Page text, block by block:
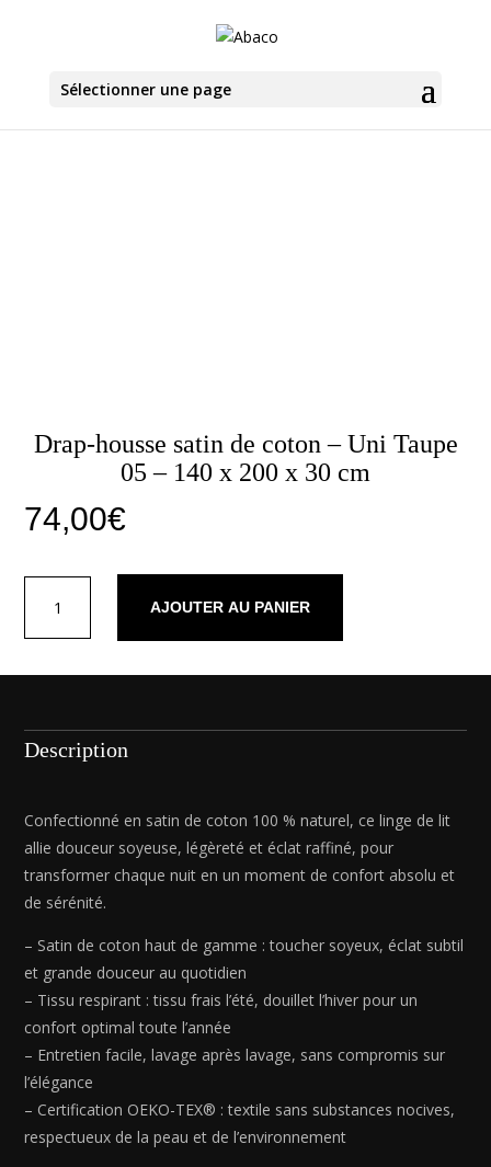
Sélectionner une page
Drap-housse satin de coton – Uni Taupe
05 – 140 x 200 x 30 cm
74,00€
Drap-
coton
-
Taupe
05
x
200
x
30
AJOUTER AU PANIER
Description
Confectionné en satin de coton 100 % naturel, ce linge de lit
allie douceur soyeuse, légèreté et éclat raffiné, pour
transformer chaque nuit en un moment de confort absolu et
de sérénité.
– Satin de coton haut de gamme : toucher soyeux, éclat subtil
et grande douceur au quotidien
– Tissu respirant : tissu frais l’été, douillet l’hiver pour un
confort optimal toute l’année
– Entretien facile, lavage après lavage, sans compromis sur
l’élégance
– Certification OEKO-TEX® : textile sans substances nocives,
respectueux de la peau et de l’environnement